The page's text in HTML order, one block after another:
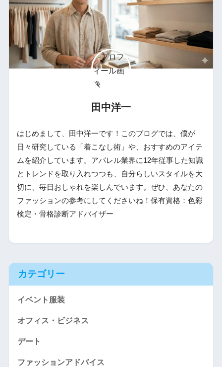
田中洋一
はじめまして、田中洋一です！このブログでは、僕が
日々研究している「着こなし術」や、おすすめのアイテ
ムを紹介しています。アパレル業界に12年従事した知識
とトレンドを取り入れつつも、自分らしいスタイルを大
切に、毎日おしゃれを楽しんでいます。ぜひ、あなたの
ファッションの参考にしてくださいね！保有資格：色彩
検定・骨格診断アドバイザー
カテゴリー
イベント服装
オフィス・ビジネス
デート
ファッションアドバイス